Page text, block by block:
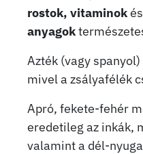
rostok, vitaminokés
anyagok
Azték (vagy
mivel a zsályafélék
Apró, fekete-fehér
eredetileg az inkák,
valamint a dél-